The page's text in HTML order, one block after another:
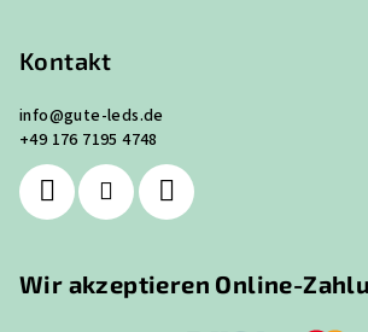
Kontakt
info@gute-leds.de
+49 176 7195 4748
Wir akzeptieren Online-